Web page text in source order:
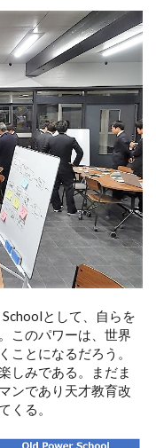
として、自らを
このパワーは、世界
ことになるだろう。
しみである。まだま
ンであり天才教育改
くる。